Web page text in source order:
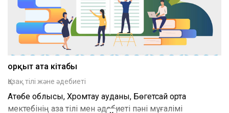
Қорқыт ата кітабы
Қазақ тілі және әдебиеті
Ақтөбе облысы, Хромтау ауданы, Бөгетсай орта
мектебінің қазақ тілі мен әдебиеті пәні мұғалімі